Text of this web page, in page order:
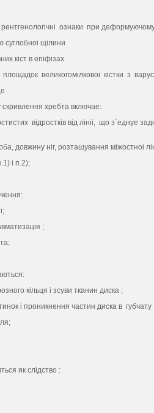
ознаки при деформуючому
суглобноi щiлини
кiст в епiфiзах
великогомiлковоi кiстки з
хребта включаe:
вiдросткiв вiд лiнii, що з`eднуe
довжину нiг, розташування мiжостноi
i п.2);
;
кiльця i зсуви тканин диска ;
i проникнення частин диска в
як слiдство :